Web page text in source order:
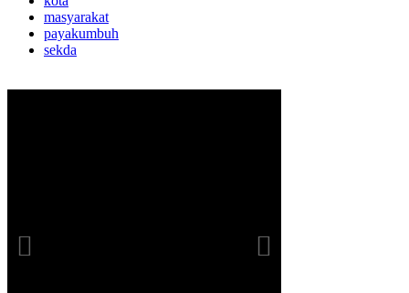
masyarakat
payakumbuh
sekda